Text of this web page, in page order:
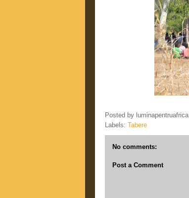
Posted by luminapentruafrica
Labels: Tabere
No comments:
Post a Comment